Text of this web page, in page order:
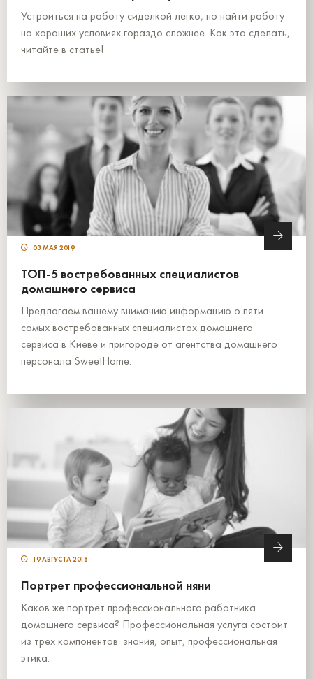
Устроиться на работу сиделкой легко, но найти работу
на хороших условиях гораздо сложнее. Как это сделать,
читайте в статье!
03 МАЯ 2019
ТОП-5 востребованных специалистов
домашнего сервиса
Предлагаем вашему вниманию информацию о пяти
самых востребованных специалистах домашнего
сервиса в Киеве и пригороде от агентства домашнего
персонала SweetHome.
19 АВГУСТА 2018
Портрет профессиональной няни
Каков же портрет профессионального работника
домашнего сервиса? Профессиональная услуга состоит
из трех компонентов: знания, опыт, профессиональная
этика.